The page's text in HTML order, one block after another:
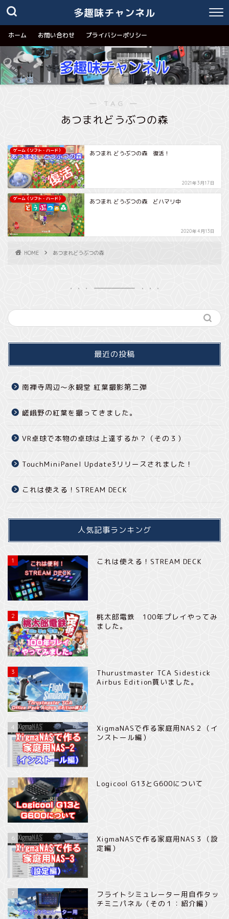
多趣味チャンネル
ホーム お問い合わせ プライバシーポリシー
― TAG ―
あつまれどうぶつの森
ゲーム（ソフト・ハード） あつまれ どうぶつの森 復活！
2021年3月17日
ゲーム（ソフト・ハード） あつまれ どうぶつの森 どハマリ中
2020年4月13日
HOME あつまれどうぶつの森
最近の投稿
南禅寺周辺～永観堂 紅葉撮影第二弾
嵯峨野の紅葉を撮ってきました。
VR卓球で本物の卓球は上達するか？（その３）
TouchMiniPanel Update3リリースされました！
これは使える！STREAM DECK
人気記事ランキング
1 これは使える！STREAM DECK
2
桃太郎電鉄 100年プレイやってみ
ました。
3
Thurustmaster TCA Sidestick
Airbus Edition買いました。
4
XigmaNASで作る家庭用NAS２（イ
ンストール編）
5 Logicool G13とG600について
6
XigmaNASで作る家庭用NAS３（設
定編）
7
フライトシミュレーター用自作タッ
チミニパネル（その１：紹介編）